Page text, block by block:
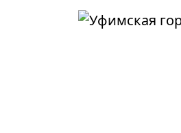
Перейти к основному содержанию